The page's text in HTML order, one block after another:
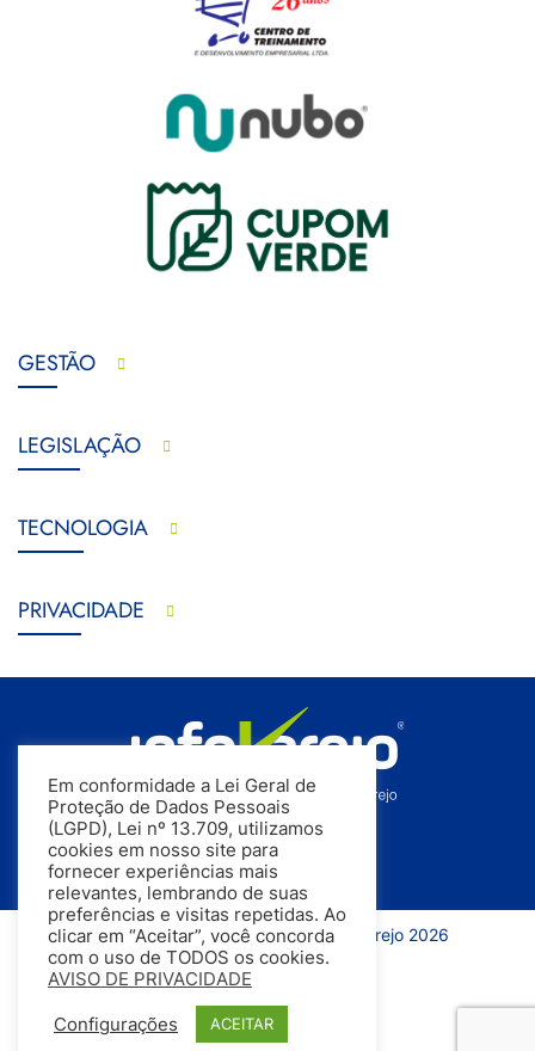
GESTÃO
LEGISLAÇÃO
TECNOLOGIA
PRIVACIDADE
Todos os direitos reservados | InfoVarejo 2026
Em conformidade a Lei Geral de
Proteção de Dados Pessoais
(LGPD), Lei nº 13.709, utilizamos
cookies em nosso site para
fornecer experiências mais
relevantes, lembrando de suas
preferências e visitas repetidas. Ao
clicar em “Aceitar”, você concorda
com o uso de TODOS os cookies.
AVISO DE PRIVACIDADE
Configurações ACEITAR